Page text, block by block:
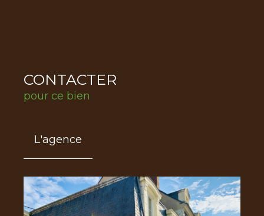
CONTACTER
pour ce bien
L'agence